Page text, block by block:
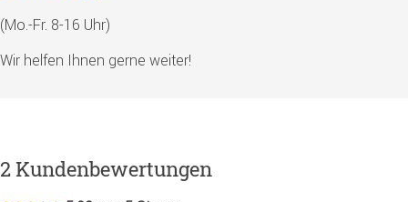
(Mo.-Fr. 8-16 Uhr)
Wir helfen Ihnen gerne weiter!
2 Kundenbewertungen